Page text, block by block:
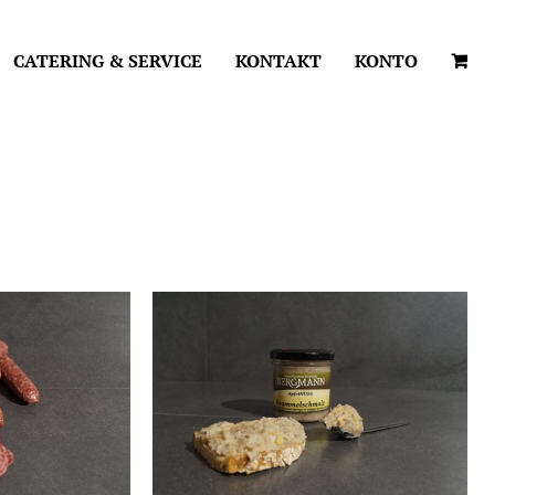
CATERING & SERVICE KONTAKT KONTO
/ DETAILS IN DEN WARENKORB /